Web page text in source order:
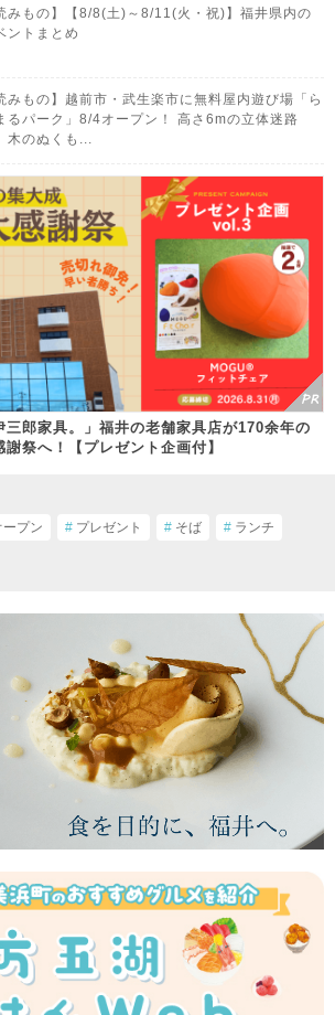
みもの】【8/8(土)～8/11(火・祝)】福井県内の
ントまとめ
みもの】越前市・武生楽市に無料屋内遊び場「ら
るパーク」8/4オープン！ 高さ6mの立体迷路
木のぬくも...
三郎家具。」福井の老舗家具店が170余年の
祭へ！【プレゼント企画付】
ープン # プレゼント # そば # ランチ